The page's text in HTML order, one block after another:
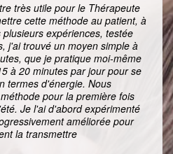
très utile pour le Thérapeute
cette méthode au patient, à
expériences, testée
j'ai trouvé un moyen simple à
que je pratique moi-même
à 20 minutes par jour pour se
termes d'énergie. Nous
pour la première fois
Je l'ai d'abord expérimenté
améliorée pour
la transmettre